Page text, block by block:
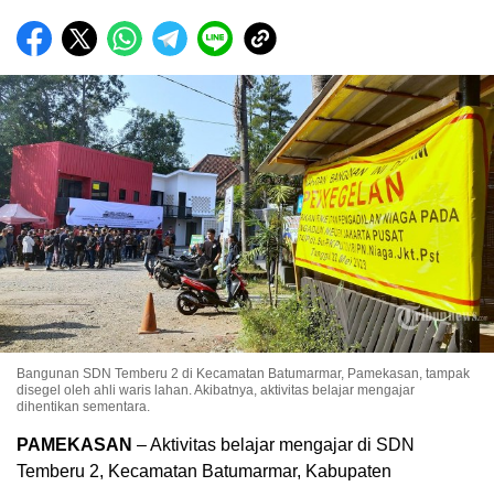
Bangunan SDN Temberu 2 di Kecamatan Batumarmar, Pamekasan, tampak
disegel oleh ahli waris lahan. Akibatnya, aktivitas belajar mengajar
dihentikan sementara.
PAMEKASAN – Aktivitas belajar mengajar di SDN
Temberu 2, Kecamatan Batumarmar, Kabupaten